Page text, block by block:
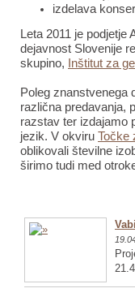
izdelava
Leta 2011 je
dejavnost Slovenije
skupino,
Inštitut za
Poleg znanstvenega
različna predavanja,
razstav ter izdajamo
jezik. V okviru Točke
oblikovali številne
širimo tudi med